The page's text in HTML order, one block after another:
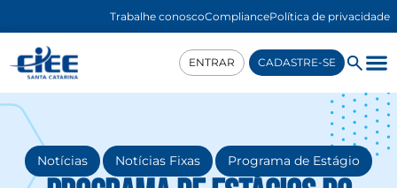
Trabalhe conoscoCompliancePolítica de privacidade
ENTRAR CADASTRE-SE
Notícias , Notícias Fixas , Programa de Estágio